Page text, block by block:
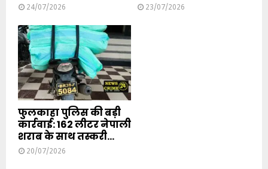
24/07/2026 23/07/2026
फुलकाहा पुलिस की बड़ी
कार्रवाई: 162 लीटर नेपाली
शराब के साथ तस्करी...
20/07/2026